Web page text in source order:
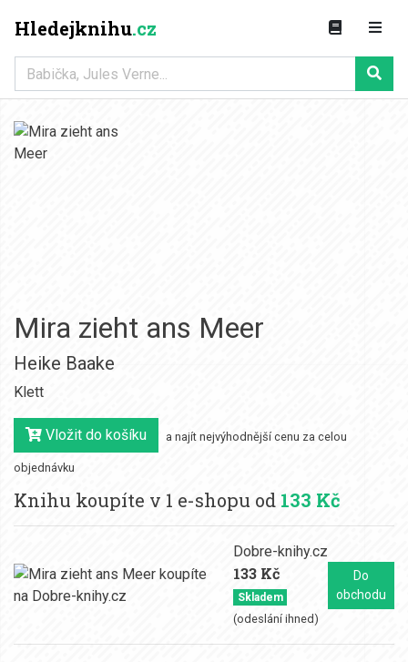
Hledejknihu.cz
Mira zieht ans Meer
Heike Baake
Klett
Vložit do košíku a najít nejvýhodnější cenu za celou
objednávku
Knihu koupíte v 1 e-shopu od 133 Kč
Dobre-knihy.cz
133 Kč
Skladem
(odeslání ihned)
Do
obchodu